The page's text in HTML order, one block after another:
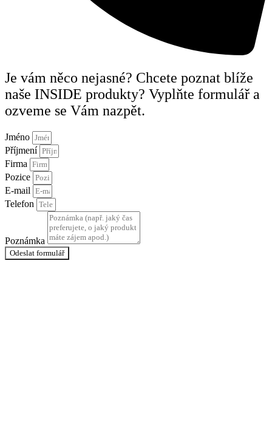
Je vám něco nejasné? Chcete poznat blíže
naše INSIDE produkty? Vyplňte formulář a
ozveme se Vám nazpět.
Jméno
Příjmení
Firma
Pozice
E-mail
Telefon
Poznámka
Odeslat formulář